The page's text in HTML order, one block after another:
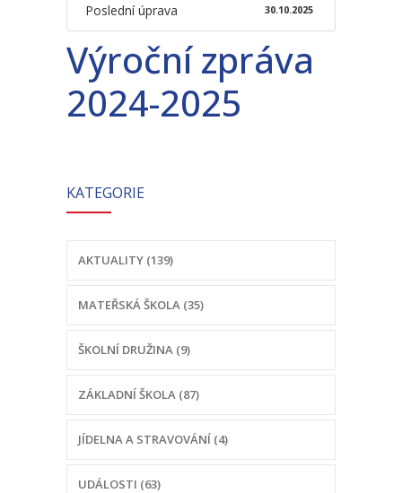
-- Zápis dětí do MŠ
-- Nadstandardní činnosti
-- Školní řád MŠ
Školní družina
-- Fotogalerie ŠD
Jídelna
-- Jídelníček
Poslední úprava 30.10.2025
Výroční zpráva
2024-2025
KATEGORIE
AKTUALITY (139)
MATEŘSKÁ ŠKOLA (35)
ŠKOLNÍ DRUŽINA (9)
ZÁKLADNÍ ŠKOLA (87)
JÍDELNA A STRAVOVÁNÍ (4)
UDÁLOSTI (63)